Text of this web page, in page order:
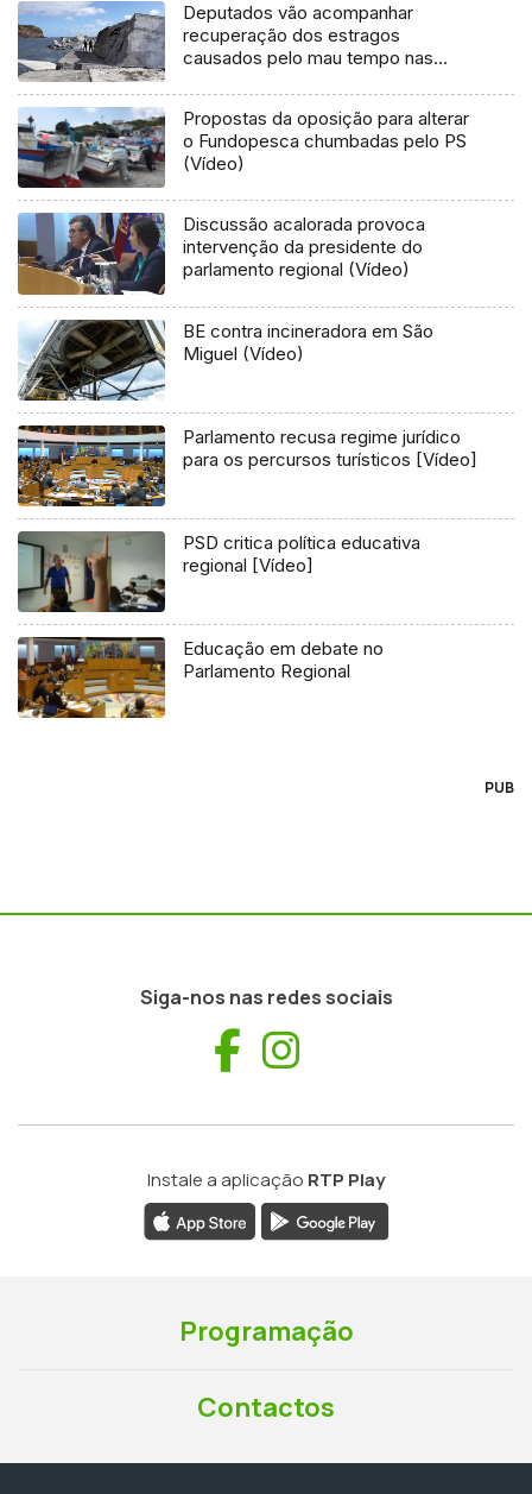
Deputados vão acompanhar
recuperação dos estragos
causados pelo mau tempo nas
Propostas da oposição para alterar
o Fundopesca chumbadas pelo PS
(Vídeo)
Discussão acalorada provoca
intervenção da presidente do
parlamento regional (Vídeo)
BE contra incineradora em São
Miguel (Vídeo)
Parlamento recusa regime jurídico
para os percursos turísticos [Vídeo]
PSD critica política educativa
regional [Vídeo]
Educação em debate no
Parlamento Regional
PUB
Siga-nos nas redes sociais
Facebook
Instale a aplicação RTP Play
Programação
Contactos